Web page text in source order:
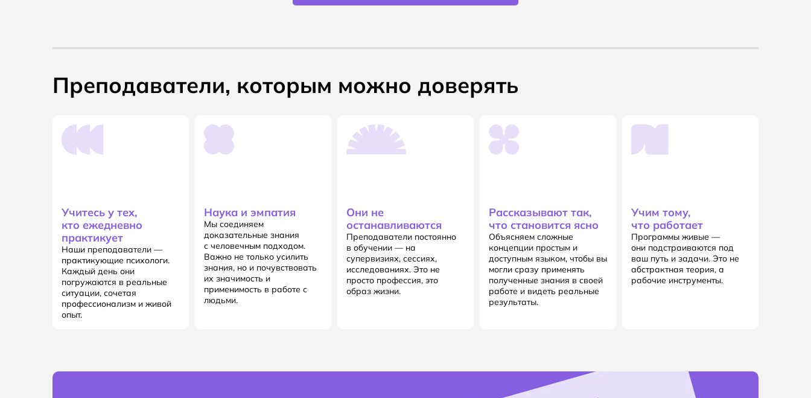
Преподаватели, которым можно доверять
Учитесь у тех,
кто ежедневно
практикует
Наши преподаватели —
практикующие психологи.
Каждый день они
погружаются в реальные
ситуации, сочетая
профессионализм и живой
опыт.
Наука и эмпатия
Мы соединяем
доказательные знания
с человечным подходом.
Важно не только усилить
знания, но и почувствовать
их значимость и
применимость в работе с
людьми.
Они не
останавливаются
Преподаватели постоянно
в обучении — на
супервизиях, сессиях,
исследованиях. Это не
просто профессия, это
образ жизни.
Рассказывают так,
что становится ясно
Объясняем сложные
концепции простым и
доступным языком, чтобы вы
могли сразу применять
полученные знания в своей
работе и видеть реальные
результаты.
Учим тому,
что работает
Программы живые —
они подстраиваются под
ваш путь и задачи. Это не
абстрактная теория, а
рабочие инструменты.